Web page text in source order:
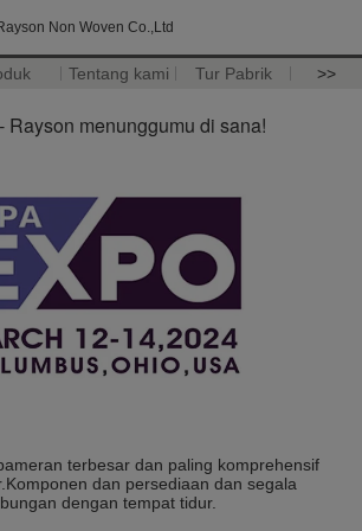
Non Woven Co.,Ltd
Tentang kami Tur Pabrik >>
Rayson menunggumu di sana!
terbesar dan paling komprehensif
dan persediaan dan segala
dengan tempat tidur.